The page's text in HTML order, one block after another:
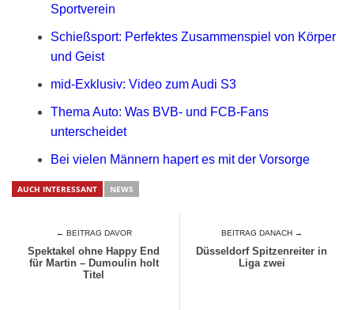
Sportverein
Schießsport: Perfektes Zusammenspiel von Körper
und Geist
mid-Exklusiv: Video zum Audi S3
Thema Auto: Was BVB- und FCB-Fans
unterscheidet
Bei vielen Männern hapert es mit der Vorsorge
AUCH INTERESSANT NEWS
← BEITRAG DAVOR
Spektakel ohne Happy End
für Martin – Dumoulin holt
Titel
BEITRAG DANACH →
Düsseldorf Spitzenreiter in
Liga zwei